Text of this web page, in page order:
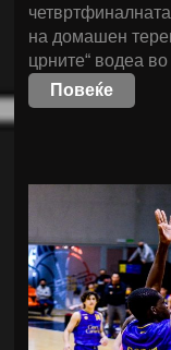
на домашен
црните“ водеа
Повеќе